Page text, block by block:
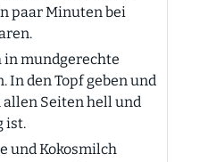
paar Minuten bei
mundgerechte
In den Topf geben und
allen Seiten hell und
ist.
und Kokosmilch